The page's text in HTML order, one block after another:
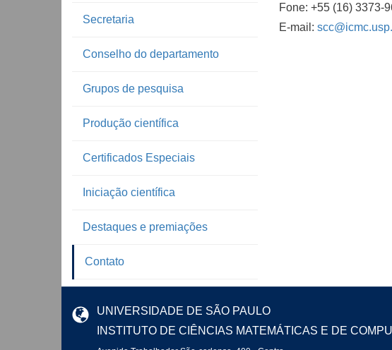
Secretaria
Conselho do departamento
Grupos de pesquisa
Produção científica
Certificados Especiais
Iniciação científica
Destaques e premiações
Contato
Fone: +55 (16) 3373-
E-mail:
UNIVERSIDADE DE SÃO PAULO
INSTITUTO DE CIÊNCIAS MATEMÁTICAS E DE